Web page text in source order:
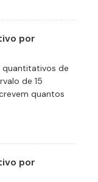
por
quantitativos de
de 15
quantos
por